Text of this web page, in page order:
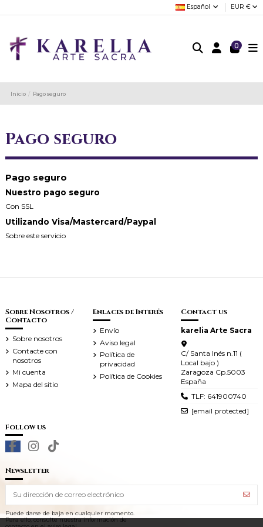
Español EUR €
0
Inicio Pago seguro
Pago seguro
Pago seguro
Nuestro pago seguro
Con SSL
Utilizando Visa/Mastercard/Paypal
Sobre este servicio
Sobre Nosotros /
Contacto
Sobre nosotros
Contacte con
nosotros
Mi cuenta
Mapa del sitio
Enlaces de Interés
Envío
Aviso legal
Política de
privacidad
Política de Cookies
Contact us
karelia Arte Sacra
C/ Santa Inés n.11 (
Local bajo )
Zaragoza Cp.5003
España
TLF: 641900740
[email protected]
Follow us
Newsletter
Puede darse de baja en cualquier momento.
Para ello, consulte nuestra información de